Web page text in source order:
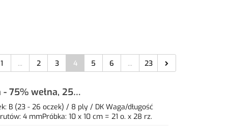
1 ... 2 3 4 5 6 ... 23
75% wełna, 25%
B (23 - 26 oczek) / 8 ply / DK Waga/długość
4 mmPróbka: 10 x 10 cm = 21 o. x 28 rz.